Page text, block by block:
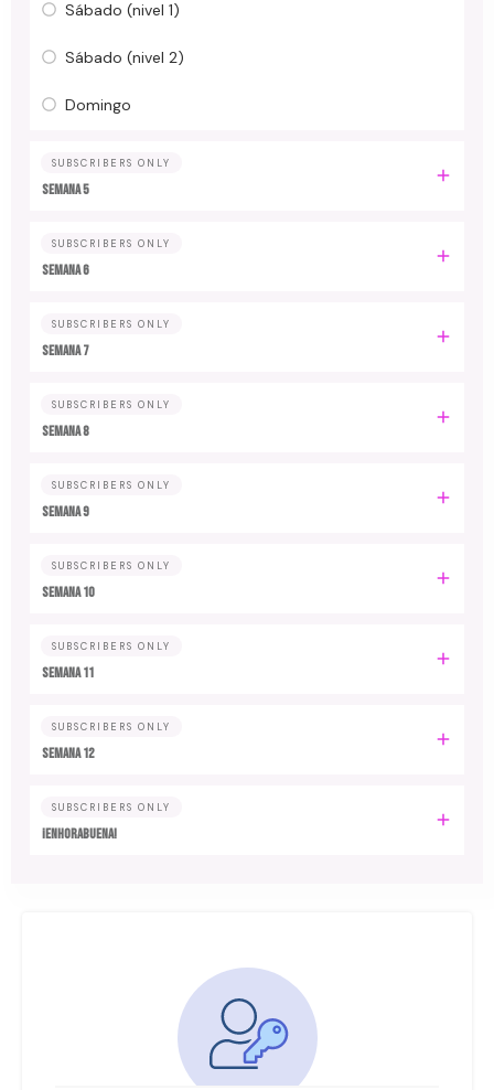
Sábado (nivel 1)
Sábado (nivel 2)
Domingo
SUBSCRIBERS ONLY
Semana 5
SUBSCRIBERS ONLY
Semana 6
SUBSCRIBERS ONLY
Semana 7
SUBSCRIBERS ONLY
Semana 8
SUBSCRIBERS ONLY
Semana 9
SUBSCRIBERS ONLY
Semana 10
SUBSCRIBERS ONLY
Semana 11
SUBSCRIBERS ONLY
Semana 12
SUBSCRIBERS ONLY
¡Enhorabuena!